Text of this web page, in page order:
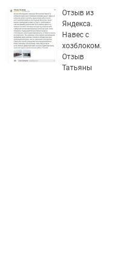
Отзыв из
Яндекса.
Навес с
хозблоком.
Отзыв
Татьяны